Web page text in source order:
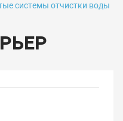
системы отчистки воды